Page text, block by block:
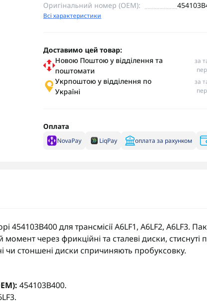
Оригінальний номер (OEM):
Всі характеристики
Доставимо цей товар:
Новою Поштою у відділення та
поштомати
за
Укрпоштою у відділення по
Україні
за
Оплата
NovaPay LiqPay оплата за рахунком
454103B400 для трансмісії A6LF1, A6LF2, A6LF3.
через фрикційні та сталеві диски,
чи стоншені диски спричиняють пробуксовку.
454103B400.